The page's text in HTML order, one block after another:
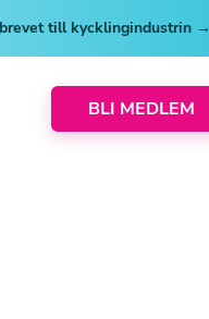
till kycklingindustrin →
BLI MEDLEM